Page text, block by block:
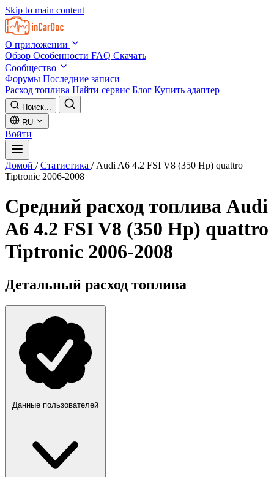
Skip to main content
О приложении
Обзор Особенности FAQ Скачать
Сообщество
Форумы Последние записи
Расход топлива Найти сервис Блог Купить адаптер
Поиск...
RU
Войти
Домой / Статистика / Audi A6 4.2 FSI V8 (350 Hp) quattro
Tiptronic 2006-2008
Средний расход топлива Audi
A6 4.2 FSI V8 (350 Hp) quattro
Tiptronic 2006-2008
Детальный расход топлива
Данные пользователей